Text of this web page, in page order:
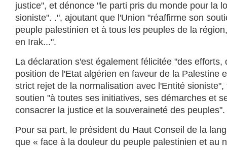
justice", et dénonce "le parti pris du monde pour la
sioniste". .", ajoutant que l'Union "réaffirme son
peuple palestinien et à tous les peuples de la
en Irak...".
La déclaration s'est également félicitée "des efforts,
position de l'Etat algérien en faveur de la Palestine
strict rejet de la normalisation avec l'Entité
soutien "à toutes ses initiatives, ses démarches et
consacrer la justice et la souveraineté des peuples".
Pour sa part, le président du Haut Conseil de la
que « face à la douleur du peuple palestinien et au